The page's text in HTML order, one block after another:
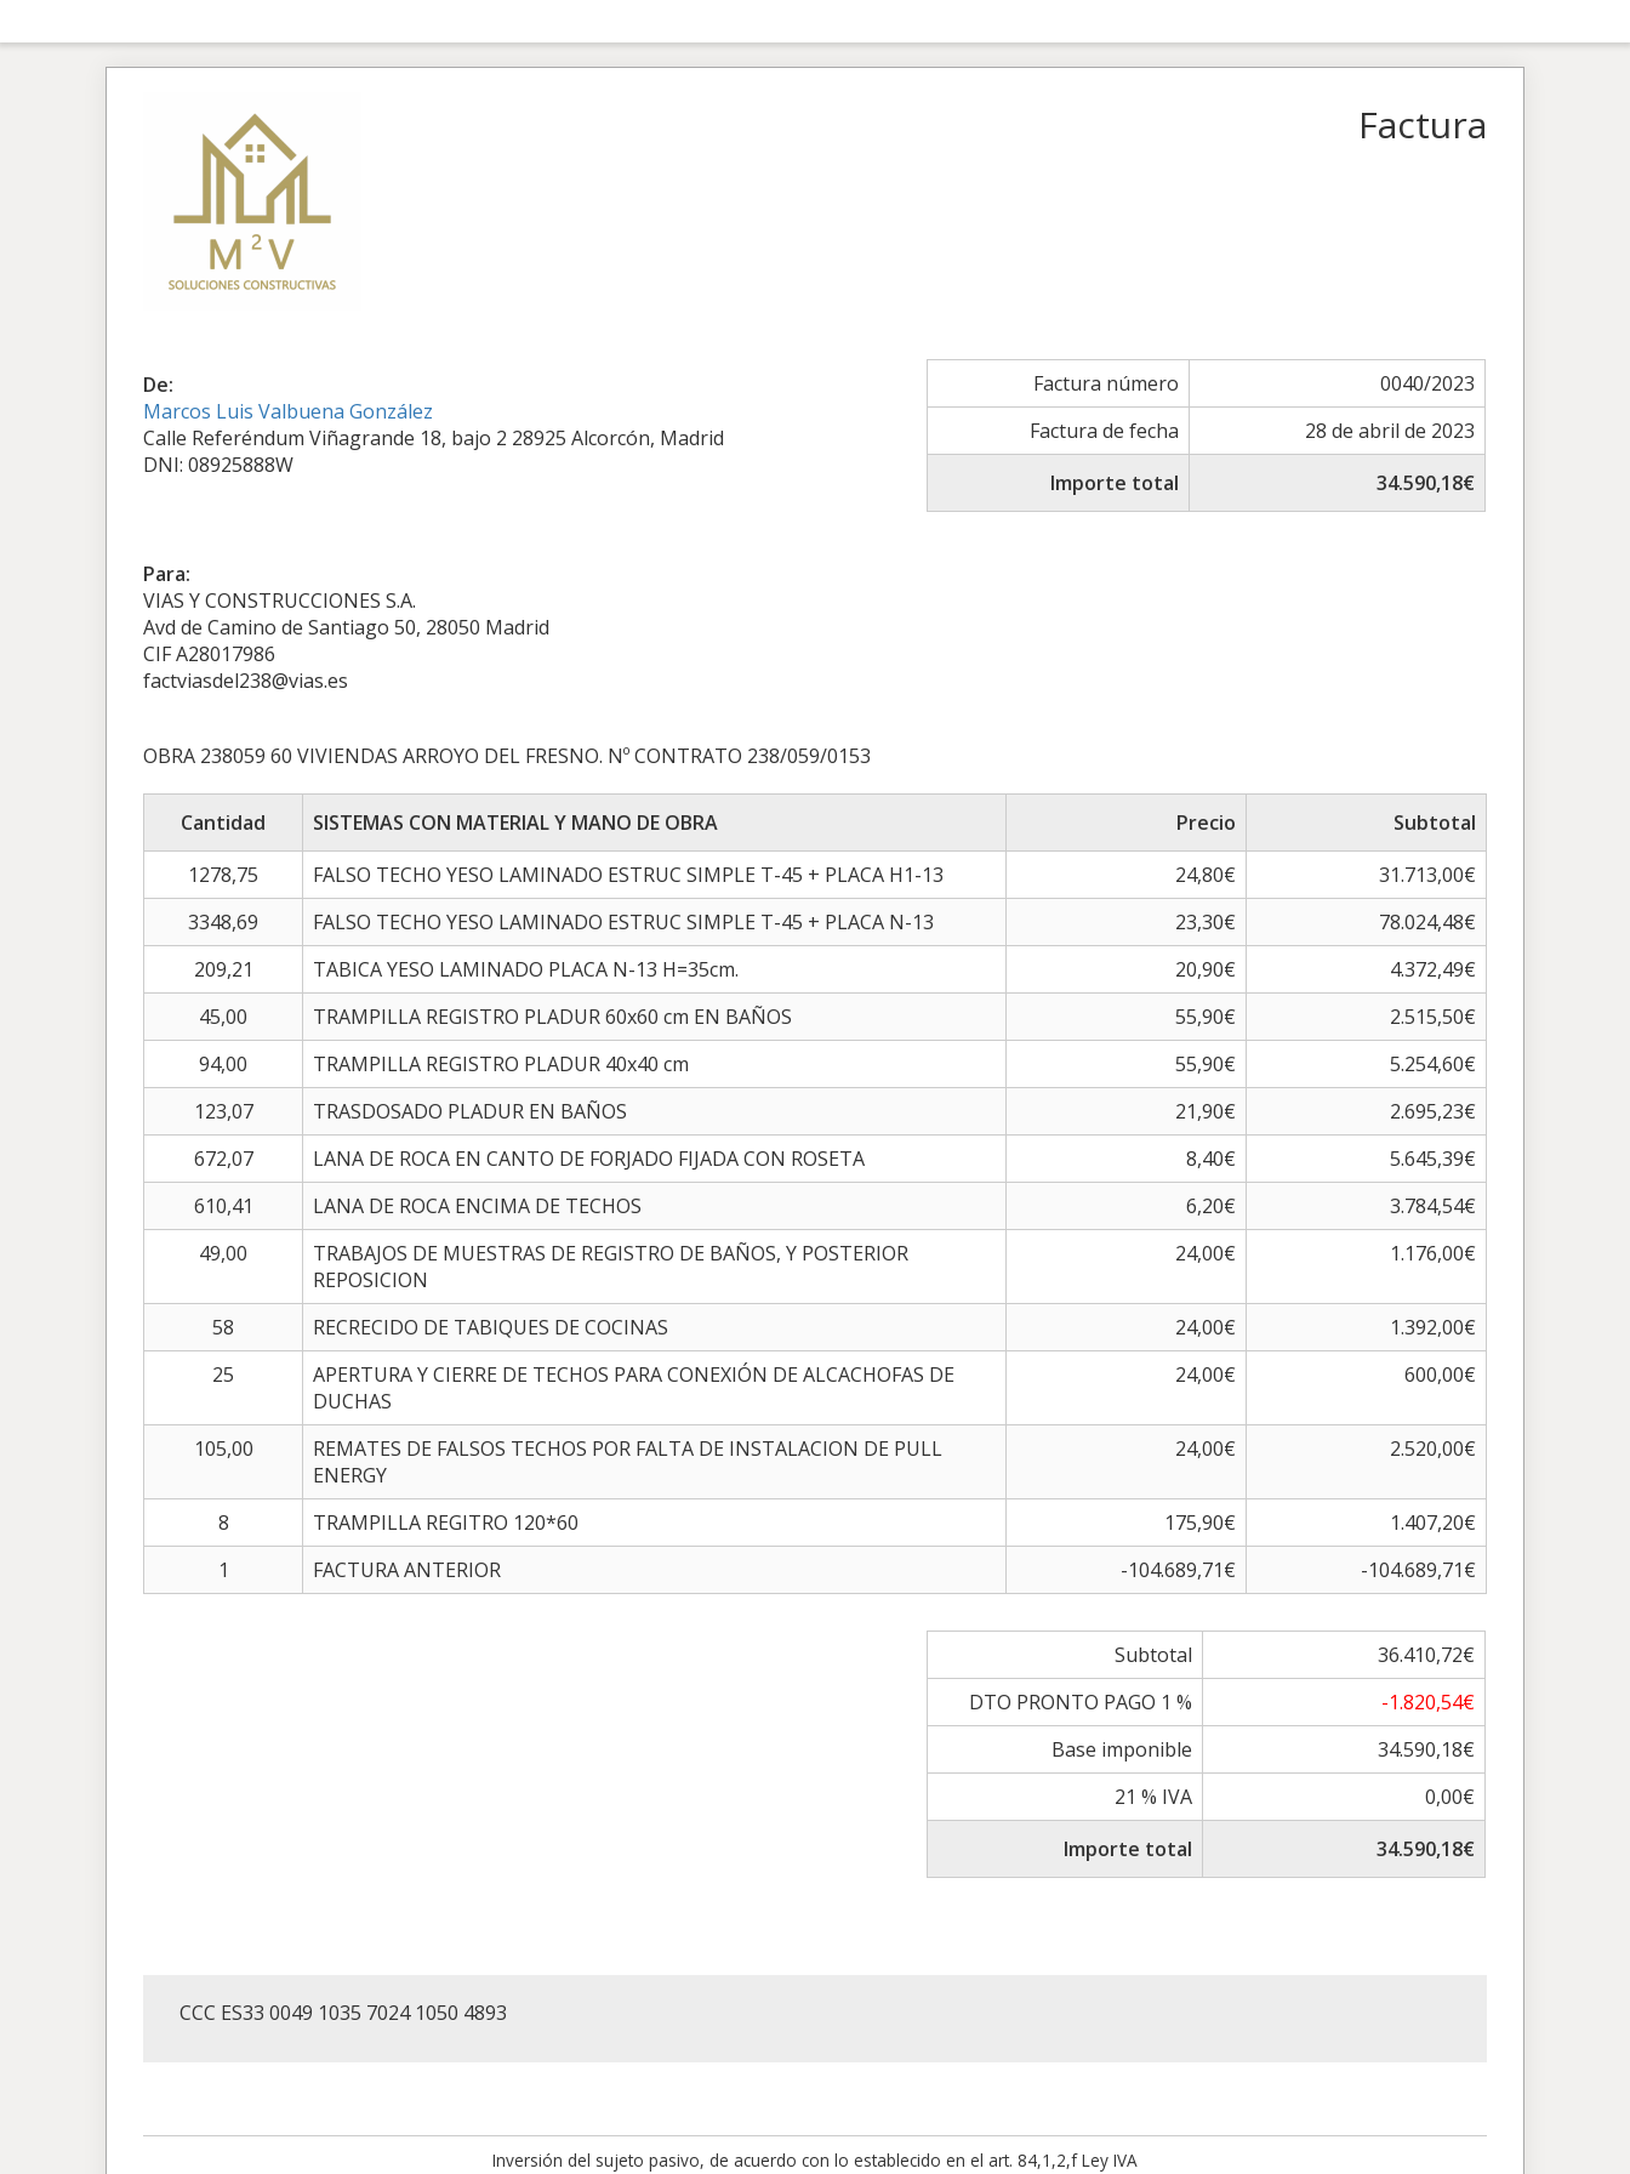
Factura
De:
Marcos Luis Valbuena González
Calle Referéndum Viñagrande 18, bajo 2 28925 Alcorcón, Madrid
DNI: 08925888W
Factura número
0040/2023
Factura de fecha
28 de abril de 2023
Importe total
34.590,18€
Para:
VIAS Y CONSTRUCCIONES S.A.
Avd de Camino de Santiago 50, 28050 Madrid
CIF A28017986
factviasdel238@vias.es
OBRA 238059 60 VIVIENDAS ARROYO DEL FRESNO. Nº CONTRATO 238/059/0153
Cantidad SISTEMAS CON MATERIAL Y MANO DE OBRA Precio
Subtotal
1278,75
FALSO TECHO YESO LAMINADO ESTRUC SIMPLE T-45 + PLACA H1-13 24,80€
31.713,00€
3348,69
FALSO TECHO YESO LAMINADO ESTRUC SIMPLE T-45 + PLACA N-13 23,30€
78.024,48€
209,21
TABICA YESO LAMINADO PLACA N-13 H=35cm. 20,90€
4.372,49€
45,00
TRAMPILLA REGISTRO PLADUR 60x60 cm EN BAÑOS 55,90€
2.515,50€
94,00
TRAMPILLA REGISTRO PLADUR 40x40 cm 55,90€
5.254,60€
123,07
TRASDOSADO PLADUR EN BAÑOS 21,90€
2.695,23€
672,07
LANA DE ROCA EN CANTO DE FORJADO FIJADA CON ROSETA 8,40€
5.645,39€
610,41
LANA DE ROCA ENCIMA DE TECHOS 6,20€
3.784,54€
49,00
TRABAJOS DE MUESTRAS DE REGISTRO DE BAÑOS, Y POSTERIOR
REPOSICION
24,00€ 1.176,00€
58 RECRECIDO DE TABIQUES DE COCINAS 24,00€
1.392,00€
25
APERTURA Y CIERRE DE TECHOS PARA CONEXIÓN DE ALCACHOFAS DE
DUCHAS
24,00€ 600,00€
105,00
REMATES DE FALSOS TECHOS POR FALTA DE INSTALACION DE PULL
ENERGY
24,00€ 2.520,00€
8 TRAMPILLA REGITRO 120*60 175,90€
1.407,20€
1
FACTURA ANTERIOR -104.689,71€ -104.689,71€
Subtotal
36.410,72€
DTO PRONTO PAGO 1 %
-1.820,54€
Base imponible
34.590,18€
21 % IVA
0,00€
Importe total
34.590,18€
CCC ES33 0049 1035 7024 1050 4893
Inversión del sujeto pasivo, de acuerdo con lo establecido en el art. 84,1,2,f Ley IVA